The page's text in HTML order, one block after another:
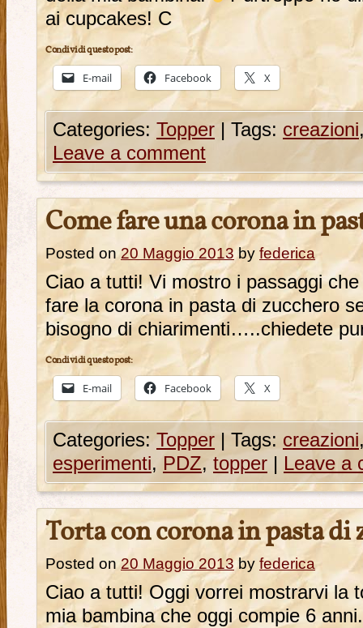
ai cupcakes! C
Condividi questo post:
E-mail Facebook X
Categories: Topper | Tags: creazioni
Leave a comment
Come fare una corona in
Posted on 20 Maggio 2013 by federica
Ciao a tutti! Vi mostro i passaggi
fare la corona in pasta di zucchero
bisogno di chiarimenti…..chiedete
Condividi questo post:
E-mail Facebook X
Categories: Topper | Tags: creazioni
esperimenti, PDZ, topper | Leave a
Torta con corona in pasta di
Posted on 20 Maggio 2013 by federica
Ciao a tutti! Oggi vorrei mostrarvi la
mia bambina che oggi compie 6